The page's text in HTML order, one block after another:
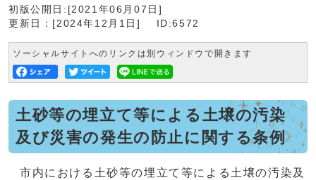
初版公開日:[2021年06月07日]
更新日：[2024年12月1日]
ID:6572
ソーシャルサイトへのリンクは別ウィンドウで開きます
土砂等の埋立て等による土壌の汚染
及び災害の発生の防止に関する条例
市内における土砂等の埋立て等による土壌の汚染及